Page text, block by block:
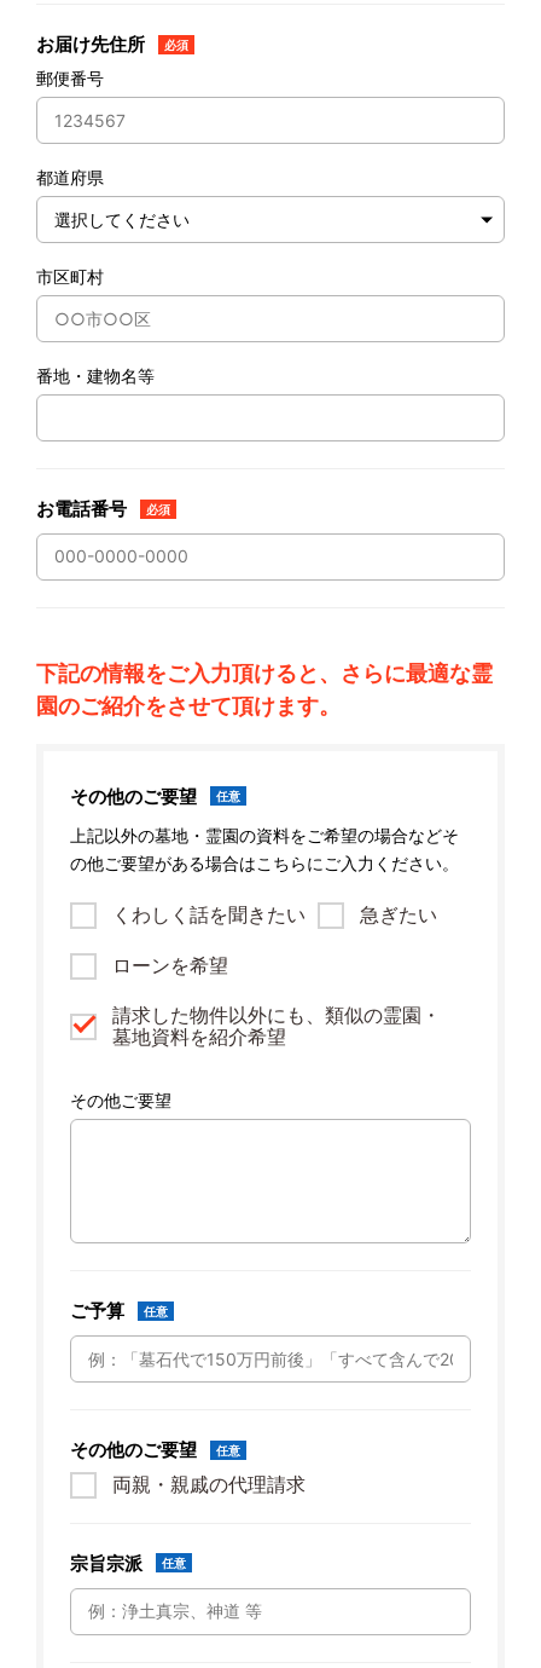
お届け先住所 必須
郵便番号
都道府県
市区町村
番地・建物名等
お電話番号 必須
下記の情報をご入力頂けると、さらに最適な霊
園のご紹介をさせて頂けます。
その他のご要望 任意
上記以外の墓地・霊園の資料をご希望の場合などそ
の他ご要望がある場合はこちらにご入力ください。
くわしく話を聞きたい 急ぎたい
ローンを希望
請求した物件以外にも、類似の霊園・
墓地資料を紹介希望
その他ご要望
ご予算 任意
その他のご要望 任意
両親・親戚の代理請求
宗旨宗派 任意